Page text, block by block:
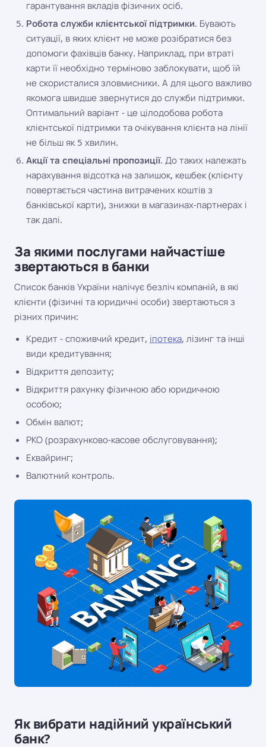
гарантування вкладів фізичних осіб.
Робота служби клієнтської підтримки. Бувають
ситуації, в яких клієнт не може розібратися без
допомоги фахівців банку. Наприклад, при втраті
карти її необхідно терміново заблокувати, щоб їй
не скористалися зловмисники. А для цього важливо
якомога швидше звернутися до служби підтримки.
Оптимальний варіант - це цілодобова робота
клієнтської підтримки та очікування клієнта на лінії
не більш як 5 хвилин.
Акції та спеціальні пропозиції. До таких належать
нарахування відсотка на залишок, кешбек (клієнту
повертається частина витрачених коштів з
банківської карти), знижки в магазинах-партнерах і
так далі.
За якими послугами найчастіше
звертаються в банки
Список банків України налічує безліч компаній, в які
клієнти (фізичні та юридичні особи) звертаються з
різних причин:
Кредит - споживчий кредит, іпотека, лізинг та інші
види кредитування;
Відкриття депозиту;
Відкриття рахунку фізичною або юридичною
особою;
Обмін валют;
РКО (розрахунково-касове обслуговування);
Еквайринг;
Валютний контроль.
Як вибрати надійний український
банк?